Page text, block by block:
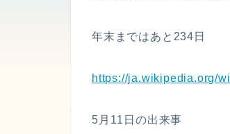
年末まではあと234日
https://ja.wikipedia.org/
5月11日の出来事